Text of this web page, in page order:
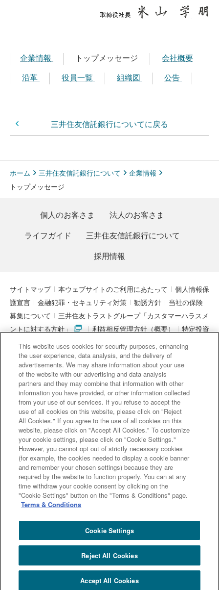
企業情報 トップメッセージ
会社概要
沿革
役員一覧 組織図 公告
三井住友信託銀行についてに戻る
ホーム 三井住友信託銀行について
企業情報
トップメッセージ
個人のお客さま
法人のお客さま
ライフガイド
三井住友信託銀行について
採用情報
サイトマップ 本ウェブサイトのご利用にあたって
個人情報保
護宣言
金融犯罪・セキュリティ対策 勧誘方針
当社の保険
募集について
三井住友トラストグループ「カスタマーハラスメ
ントに対する方針」
利益相反管理方針（概要）
特定投資
家制度に関する期限日
電子決済等代行業者との連携について
「マネー・ローンダリング及びテロ資金供与対策に関するガイド
ライン」を踏まえた取り組み
アクセシビリティについて
契約代理業・銀行代理業・外国銀行代理業務について
金銭債権
等と預金等との誤認防止について
三井住友信託銀行株式会社
金融機関コード : 0294
登録金融機関 関東財務局長（登金）第649号
加入協会： 日本証券業協会、一般社団法人 資産運用業協会、
一般社団法人 金融先物取引業協会
This website uses cookies for security purposes, enhancing
the user experience, data analysis, and the delivery of
advertisements. We may share information about your use
of the website with our advertising and data analysis
partners and they may combine that information with other
information you have provided, or other information collected
from your use of our services. If you refuse to accept the
use of all cookies on this website, please click on "Reject
All Cookies." If you agree to the use of all cookies on this
website, please click on "Accept All Cookies." To customize
your cookie settings, please click on "Cookie Settings."
However, you cannot opt out of strictly necessary cookies
(for example, the cookies needed to display a cookie banner
and remember your chosen settings) because they are
required by the website to function properly. You can at any
time withdraw your cookie consent by clicking on the
"Cookie Settings" button on the "Terms & Conditions" page.
Terms & Conditions
Cookie Settings
Reject All Cookies
Accept All Cookies